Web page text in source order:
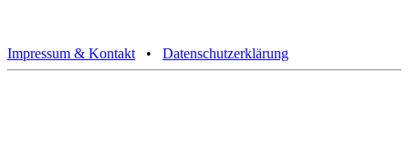
Impressum & Kontakt • Datenschutzerklärung